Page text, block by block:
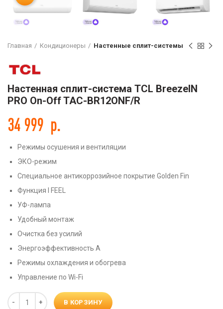
Главная Кондиционеры Настенные сплит-системы
Настенная сплит-система TCL BreezeIN
PRO On-Off TAC-BR12ONF/R
34 999 р.
Режимы осушения и вентиляции
ЭКО-режим
Специальное антикоррозийное покрытие Golden Fin
Функция I FEEL
УФ-лампа
Удобный монтаж
Очистка без усилий
Энергоэффективность А
Режимы охлаждения и обогрева
Управление по Wi-Fi
Количество
В КОРЗИНУ